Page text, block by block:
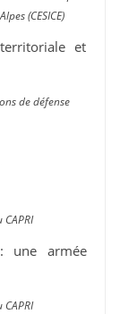
(CESICE)
et
de défense
une armée